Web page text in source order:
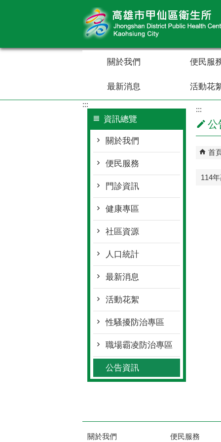
關於我們 便民服
最新消息 活動花
:::
資訊總覽
關於我們
便民服務
門診資訊
健康專區
社區資源
人口統計
最新消息
活動花絮
性騷擾防治專區
職場霸凌防治專區
公告資訊
:::
公
首
114
關於我們 便民服務